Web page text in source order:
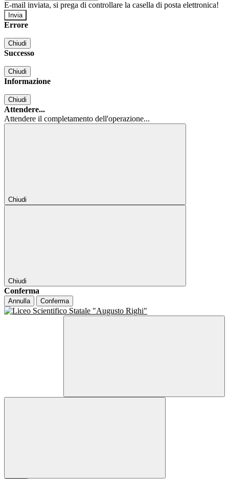
E-mail inviata, si prega di controllare la casella di posta elettronica!
Errore
Chiudi
Successo
Chiudi
Informazione
Chiudi
Attendere...
Attendere il completamento dell'operazione...
Chiudi
Chiudi
Conferma
Annulla Conferma